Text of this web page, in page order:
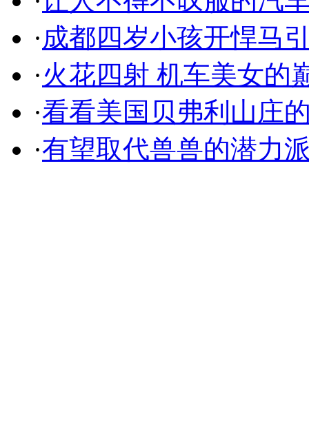
·成都四岁小孩开悍马
·火花四射 机车美女的
·看看美国贝弗利山庄
·有望取代兽兽的潜力